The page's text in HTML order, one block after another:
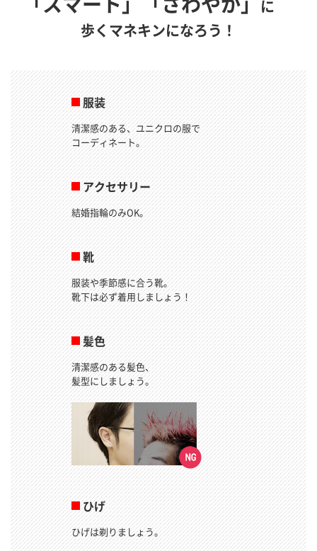
に
歩くマネキンになろう！
服装
清潔感のある、ユニクロの服で
コーディネート。
アクセサリー
結婚指輪のみOK。
靴
服装や季節感に合う靴。
靴下は必ず着用しましょう！
髪色
清潔感のある髪色、
髪型にしましょう。
ひげ
ひげは剃りましょう。